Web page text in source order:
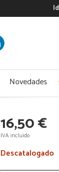
Novedades
16,50 €
IVA incluido
Descatalogado